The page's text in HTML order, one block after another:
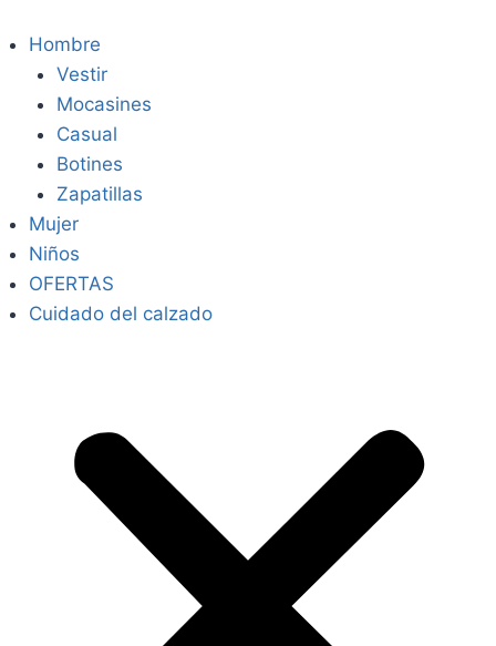
Hombre
Vestir
Mocasines
Casual
Botines
Zapatillas
Mujer
Niños
OFERTAS
Cuidado del calzado